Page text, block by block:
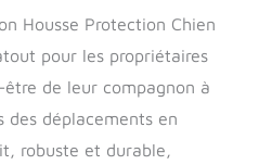
siège arrière se
transforme en lit de
voiture, élargissant
l'espace à l'arrière
de votre voiture et
permettant à votre
Housse Protection Chien
pour les propriétaires
de leur compagnon à
des déplacements en
robuste et durable,